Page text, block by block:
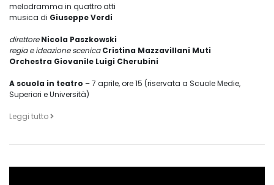
melodramma in quattro atti
musica di Giuseppe Verdi
direttoreNicola Paszkowski
regia e ideazione scenicaCristina Mazzavillani Muti
Orchestra Giovanile Luigi Cherubini
A scuola in teatro – 7 aprile, ore 15 (riservata a Scuole Medie,
Superiori e Università)
Leggi tutto